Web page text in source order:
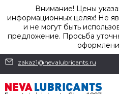
Внимание! Цены
информационных целях! Не
и не могут быть
предложение. Просьба
zakaz1@nevalubricants.ru